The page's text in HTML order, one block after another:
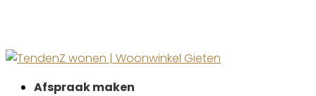
Afspraak maken